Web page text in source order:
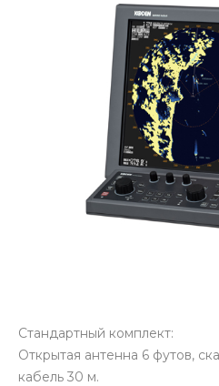
Стандартный комплект:
Открытая антенна 6 футов,
кабель 30 м.